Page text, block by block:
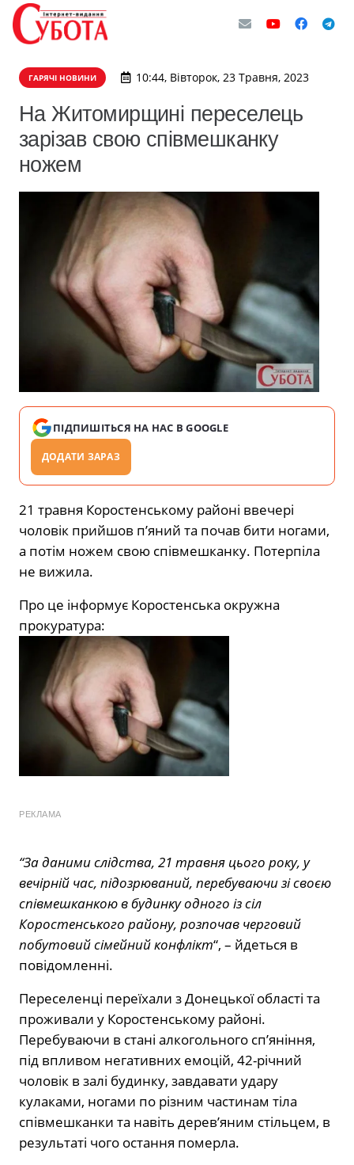
ГАРЯЧІ НОВИНИ 10:44, Вівторок, 23 Травня, 2023
На Житомирщині переселець
зарізав свою співмешканку
ножем
ПІДПИШІТЬСЯ НА НАС В GOOGLE
ДОДАТИ ЗАРАЗ
21 травня Коростенському районі ввечері
чоловік прийшов п’яний та почав бити ногами,
а потім ножем свою співмешканку. Потерпіла
не вижила.
Про це інформує Коростенська окружна
прокуратура:
РЕКЛАМА
“За даними слідства, 21 травня цього року, у
вечірній час, підозрюваний, перебуваючи зі своєю
співмешканкою в будинку одного із сіл
Коростенського району, розпочав черговий
побутовий сімейний конфлікт“, – йдеться в
повідомленні.
Переселенці переїхали з Донецької області та
проживали у Коростенському районі.
Перебуваючи в стані алкогольного сп’яніння,
під впливом негативних емоцій, 42-річний
чоловік в залі будинку, завдавати удару
кулаками, ногами по різним частинам тіла
співмешканки та навіть дерев’яним стільцем, в
результаті чого остання померла.